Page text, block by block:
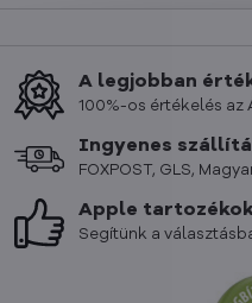
A legjobban
100%-os értékelés az
Ingyenes
FOXPOST, GLS,
Apple
Segítünk a